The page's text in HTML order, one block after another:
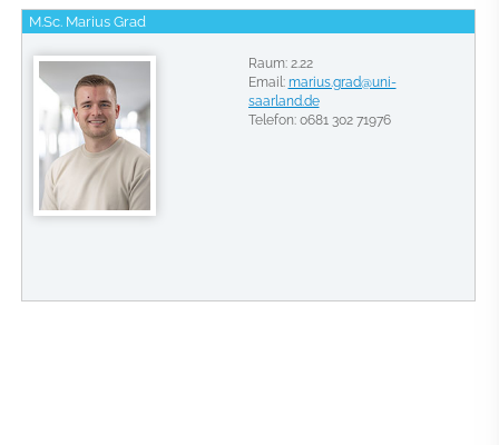
M.Sc. Marius Grad
Raum: 2.22
Email: marius.grad@uni-
saarland.de
Telefon: 0681 302 71976